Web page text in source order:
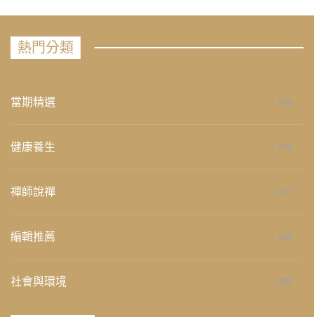
熱門分類
當期精選 658
健康養生 276
禪師說禪 267
編輯推薦 236
社會與環境 235